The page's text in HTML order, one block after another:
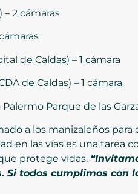
– 2 cámaras
de Caldas) – 1 cámara
de Caldas) – 1 cámara
Palermo Parque de las
a los manizaleños
en las vías es una tarea
protege vidas.
Si todos cumplimos